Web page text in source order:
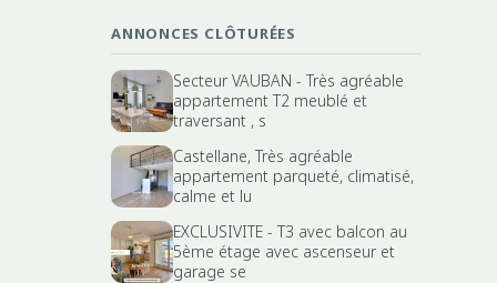
ANNONCES CLÔTURÉES
Secteur VAUBAN - Très agréable
appartement T2 meublé et
traversant , s
Castellane, Très agréable
appartement parqueté, climatisé,
calme et lu
EXCLUSIVITE - T3 avec balcon au
5ème étage avec ascenseur et
garage se